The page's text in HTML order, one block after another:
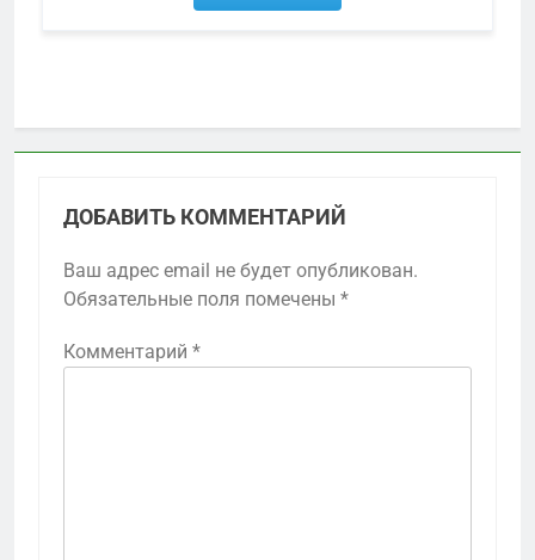
ДОБАВИТЬ КОММЕНТАРИЙ
Ваш адрес email не будет опубликован.
Обязательные поля помечены *
Комментарий *